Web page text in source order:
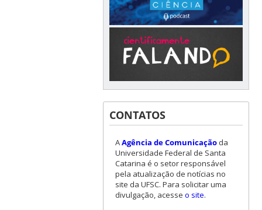
CONTATOS
AAgência de Comunicaçãoda
Universidade Federal de Santa
Catarina é o setor responsável
pela atualização de notícias no
site da UFSC. Para solicitar uma
divulgação, acesse o site.